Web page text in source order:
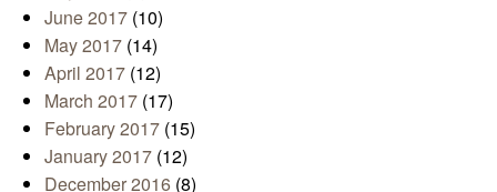
June 2017 (10)
May 2017 (14)
April 2017 (12)
March 2017 (17)
February 2017 (15)
January 2017 (12)
December 2016 (8)